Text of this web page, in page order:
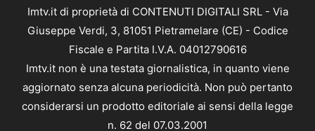
Imtv.it di proprietà di CONTENUTI DIGITALI SRL - Via
Giuseppe Verdi, 3, 81051 Pietramelare (CE) - Codice
Fiscale e Partita I.V.A. 04012790616
Imtv.it non è una testata giornalistica, in quanto viene
aggiornato senza alcuna periodicità. Non può pertanto
considerarsi un prodotto editoriale ai sensi della legge
n. 62 del 07.03.2001